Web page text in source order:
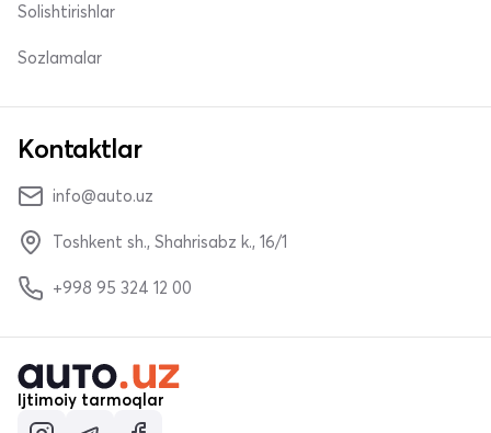
Solishtirishlar
Sozlamalar
Kontaktlar
info@auto.uz
Toshkent sh., Shahrisabz k., 16/1
+998 95 324 12 00
Ijtimoiy tarmoqlar